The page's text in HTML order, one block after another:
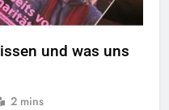
und was uns
2 mins